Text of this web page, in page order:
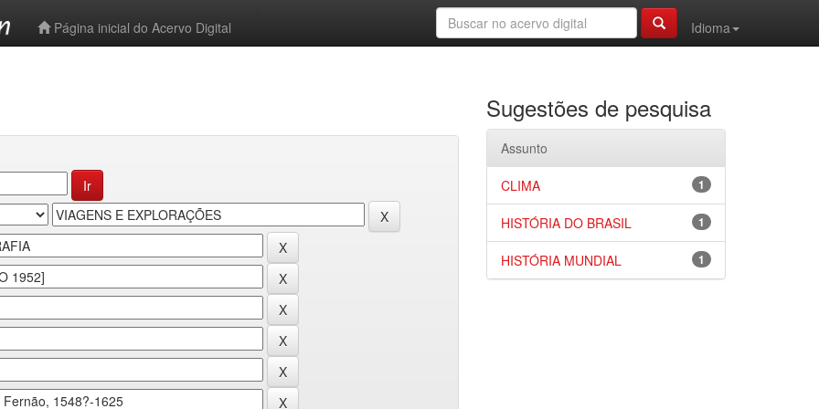
Página inicial do Acervo Digital
Idioma
Sugestões de pesquisa
Assunto
1
CLIMA
1
HISTÓRIA DO BRASIL
1
HISTÓRIA MUNDIAL